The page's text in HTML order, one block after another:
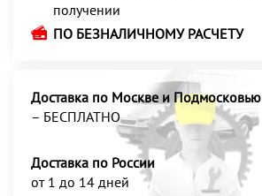
получении
ПО БЕЗНАЛИЧНОМУ РАСЧЕТУ
Доставка по Москве и Подмосковью
– БЕСПЛАТНО
Доставка по России
от 1 до 14 дней